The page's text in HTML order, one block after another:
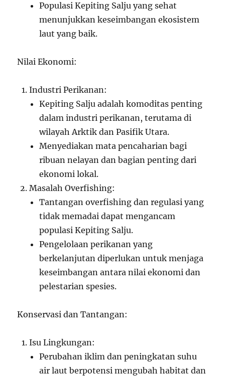
Populasi Kepiting Salju yang sehat
menunjukkan keseimbangan ekosistem
laut yang baik.
Nilai Ekonomi:
Industri Perikanan:
Kepiting Salju adalah komoditas penting
dalam industri perikanan, terutama di
wilayah Arktik dan Pasifik Utara.
Menyediakan mata pencaharian bagi
ribuan nelayan dan bagian penting dari
ekonomi lokal.
Masalah Overfishing:
Tantangan overfishing dan regulasi yang
tidak memadai dapat mengancam
populasi Kepiting Salju.
Pengelolaan perikanan yang
berkelanjutan diperlukan untuk menjaga
keseimbangan antara nilai ekonomi dan
pelestarian spesies.
Konservasi dan Tantangan:
Isu Lingkungan:
Perubahan iklim dan peningkatan suhu
air laut berpotensi mengubah habitat dan